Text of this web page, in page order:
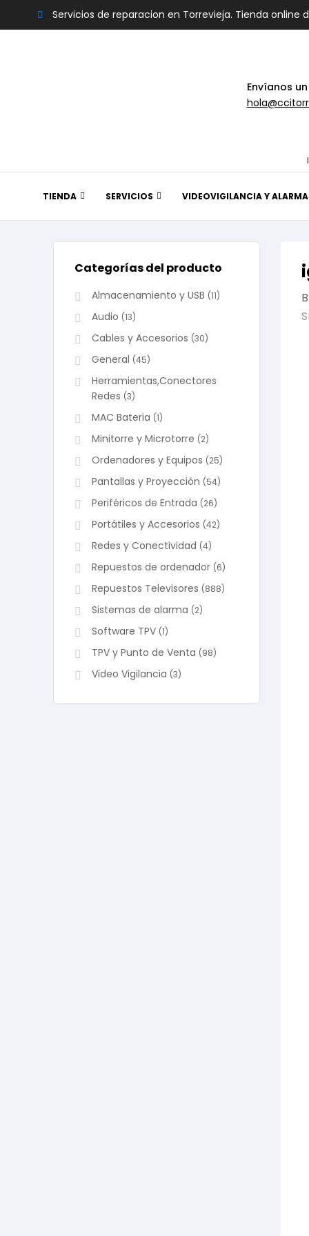
Servicios de reparacion en Torrevieja. Tienda online
Envíanos
TIENDA SERVICIOS VIDEOVIGILANCIA Y
Categorías del producto
Almacenamiento y USB (11)
Audio (13)
Cables y Accesorios (30)
General (45)
Herramientas,Conectores
Redes (3)
MAC Bateria (1)
Minitorre y Microtorre (2)
Ordenadores y Equipos (25)
Pantallas y Proyección (54)
Periféricos de Entrada (26)
Portátiles y Accesorios (42)
Redes y Conectividad (4)
Repuestos de ordenador (6)
Repuestos Televisores (888)
Sistemas de alarma (2)
Software TPV (1)
TPV y Punto de Venta (98)
Video Vigilancia (3)